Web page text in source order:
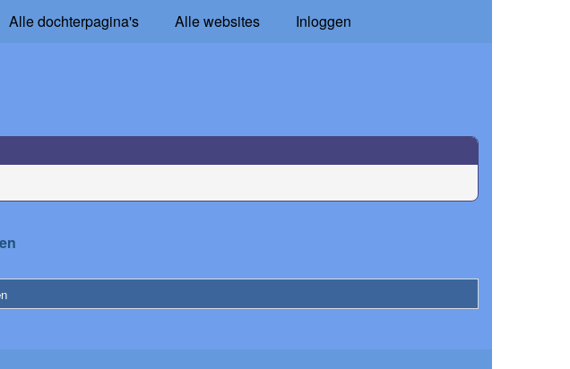
Alle dochterpagina's Alle websites Inloggen